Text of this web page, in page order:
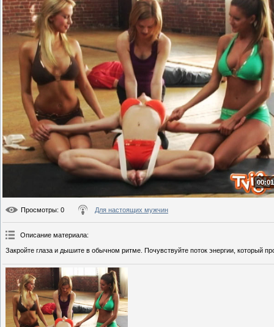
Просмотры: 0 Для настоящих мужчин
Описание материала:
Закройте глаза и дышите в обычном ритме. Почувствуйте поток энергии, который